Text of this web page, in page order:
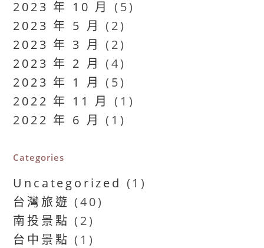
2023 年 10 月 (5)
2023 年 5 月 (2)
2023 年 3 月 (2)
2023 年 2 月 (4)
2023 年 1 月 (5)
2022 年 11 月 (1)
2022 年 6 月 (1)
Categories
Uncategorized (1)
台灣旅遊 (40)
南投景點 (2)
台中景點 (1)